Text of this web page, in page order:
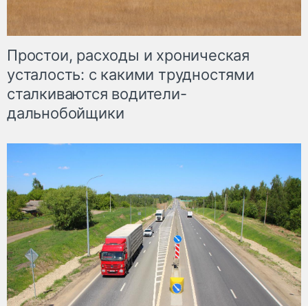
Простои, расходы и хроническая
усталость: с какими трудностями
сталкиваются водители-
дальнобойщики